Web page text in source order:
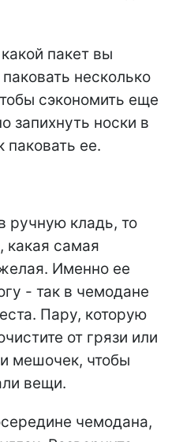
пакет вы
несколько
сэкономить еще
запихнуть носки в
паковать ее.
ручную кладь, то
какая самая
Именно ее
- так в чемодане
Пару, которую
от грязи или
мешочек, чтобы
вещи.
чемодана,